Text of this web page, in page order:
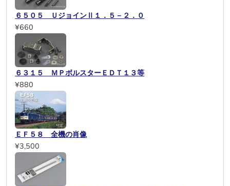
６５０５ ＵジョインⅡ１．５－２．０
¥660
６３１５ ＭＰボルスターＥＤＴ１３等
¥880
ＥＦ５８ 全機の肖像
¥3,500